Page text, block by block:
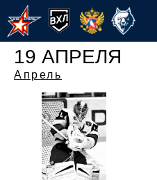
19 АПРЕЛЯ
Апрель